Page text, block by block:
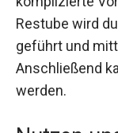
komplizierte
Restube wird
geführt und
Anschließend
werden.